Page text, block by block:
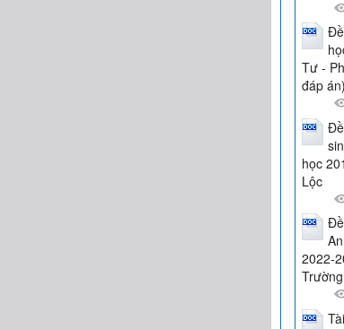
Tư -
đáp án)
học
Lộc
2022-
Trường